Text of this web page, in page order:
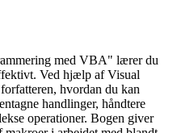
med VBA" lærer du
Ved hjælp af Visual
hvordan du kan
handlinger, håndtere
operationer. Bogen giver